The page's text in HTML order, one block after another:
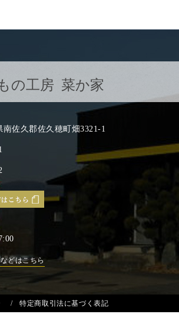
の工房 菜か家
南佐久郡佐久穂町畑3321-1
どはこちら
特定商取引法に基づく表記